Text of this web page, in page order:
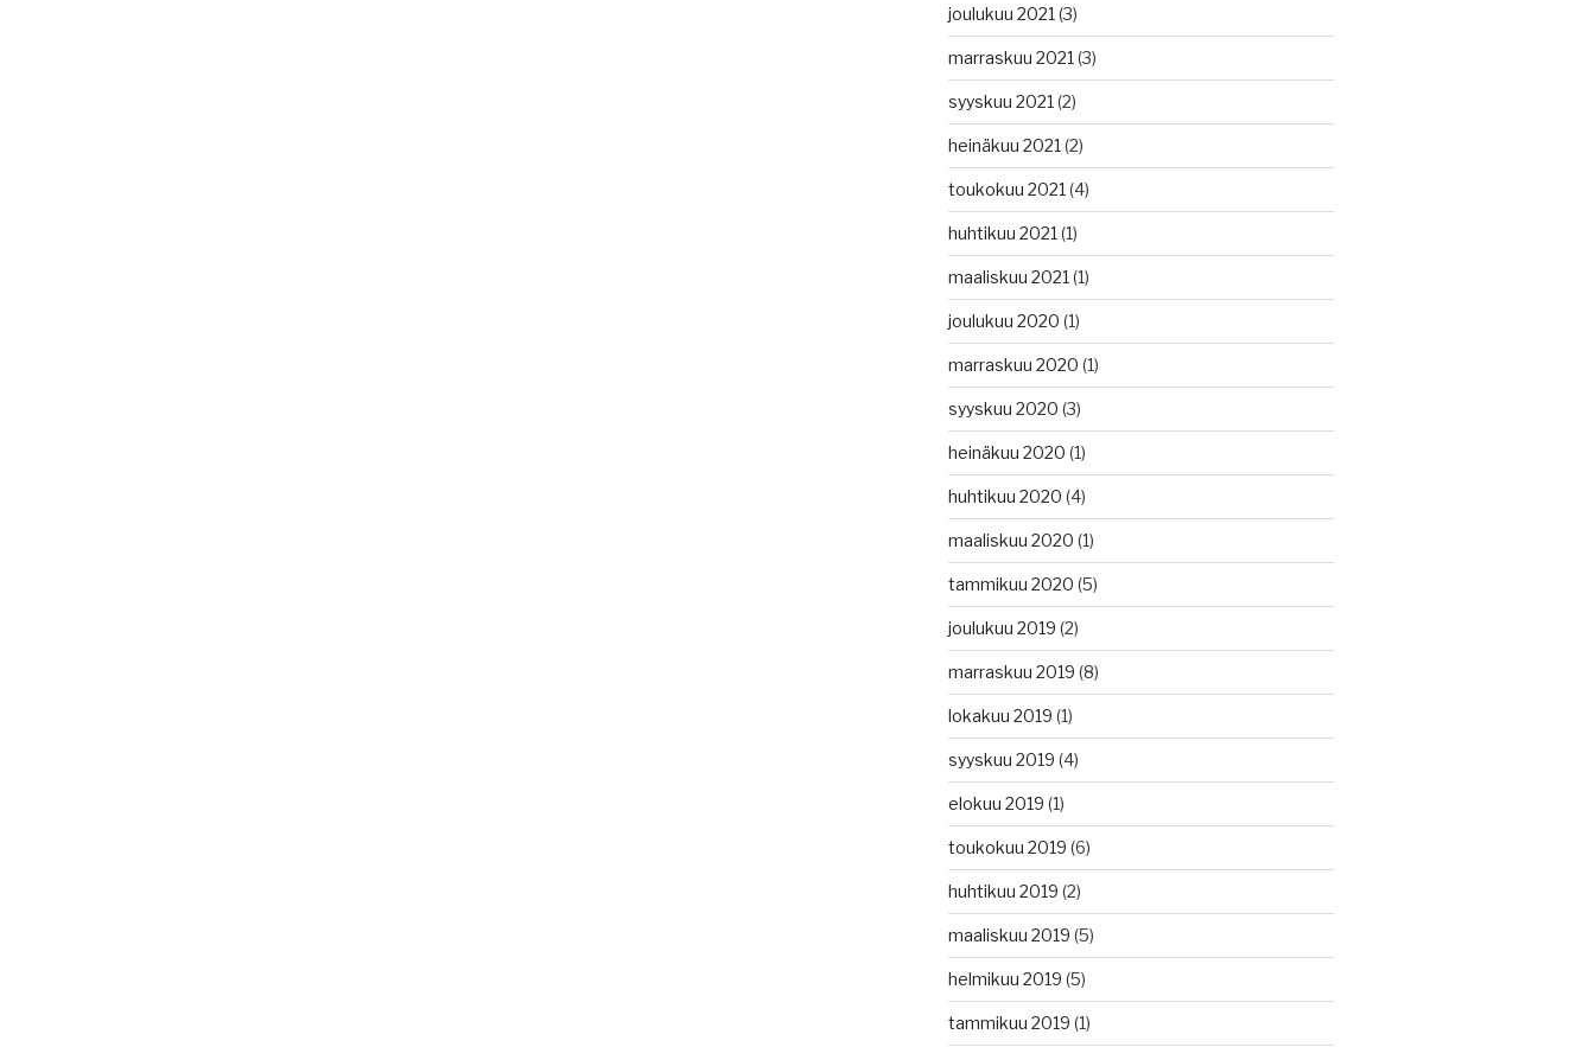
joulukuu 2021 (3)
marraskuu 2021 (3)
syyskuu 2021 (2)
heinäkuu 2021 (2)
toukokuu 2021 (4)
huhtikuu 2021 (1)
maaliskuu 2021 (1)
joulukuu 2020 (1)
marraskuu 2020 (1)
syyskuu 2020 (3)
heinäkuu 2020 (1)
huhtikuu 2020 (4)
maaliskuu 2020 (1)
tammikuu 2020 (5)
joulukuu 2019 (2)
marraskuu 2019 (8)
lokakuu 2019 (1)
syyskuu 2019 (4)
elokuu 2019 (1)
toukokuu 2019 (6)
huhtikuu 2019 (2)
maaliskuu 2019 (5)
helmikuu 2019 (5)
tammikuu 2019 (1)